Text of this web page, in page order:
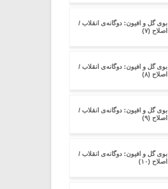
بوی گل و افیون: دوگانه‌ی انقلاب /
اصلاح (۷)
بوی گل و افیون: دوگانه‌ی انقلاب /
اصلاح (۸)
بوی گل و افیون: دوگانه‌ی انقلاب /
اصلاح (۹)
بوی گل و افیون: دوگانه‌ی انقلاب /
اصلاح (۱۰)